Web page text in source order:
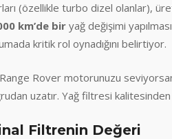
(özellikle turbo dizel olanlar),
km’de bir yağ değişimi
kritik rol oynadığını belirtiyor.
Rover motorunuzu
uzatır. Yağ filtresi
Filtrenin Değeri